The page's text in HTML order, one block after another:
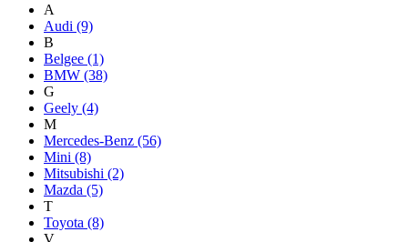
A
Audi (9)
B
Belgee (1)
BMW (38)
G
Geely (4)
M
Mercedes-Benz (56)
Mini (8)
Mitsubishi (2)
Mazda (5)
T
Toyota (8)
V